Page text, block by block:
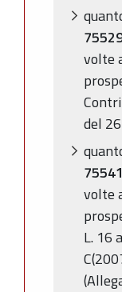
volte
del
75541
volte
L. 16